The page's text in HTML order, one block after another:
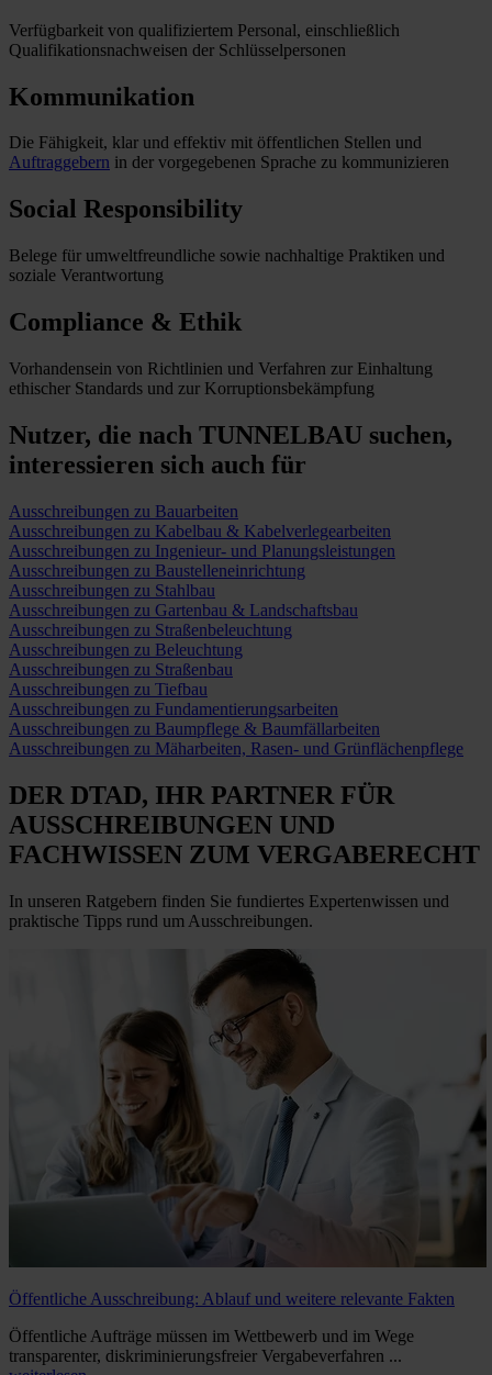
Verfügbarkeit von qualifiziertem Personal, einschließlich
Qualifikationsnachweisen der Schlüsselpersonen
Kommunikation
Die Fähigkeit, klar und effektiv mit öffentlichen Stellen und
Auftraggebern in der vorgegebenen Sprache zu kommunizieren
Social Responsibility
Belege für umweltfreundliche sowie nachhaltige Praktiken und
soziale Verantwortung
Compliance & Ethik
Vorhandensein von Richtlinien und Verfahren zur Einhaltung
ethischer Standards und zur Korruptionsbekämpfung
Nutzer, die nach TUNNELBAU suchen,
interessieren sich auch für
Ausschreibungen zu Bauarbeiten
Ausschreibungen zu Kabelbau & Kabelverlegearbeiten
Ausschreibungen zu Ingenieur- und Planungsleistungen
Ausschreibungen zu Baustelleneinrichtung
Ausschreibungen zu Stahlbau
Ausschreibungen zu Gartenbau & Landschaftsbau
Ausschreibungen zu Straßenbeleuchtung
Ausschreibungen zu Beleuchtung
Ausschreibungen zu Straßenbau
Ausschreibungen zu Tiefbau
Ausschreibungen zu Fundamentierungsarbeiten
Ausschreibungen zu Baumpflege & Baumfällarbeiten
Ausschreibungen zu Mäharbeiten, Rasen- und Grünflächenpflege
DER DTAD, IHR PARTNER FÜR
AUSSCHREIBUNGEN UND
FACHWISSEN ZUM VERGABERECHT
In unseren Ratgebern finden Sie fundiertes Expertenwissen und
praktische Tipps rund um Ausschreibungen.
Öffentliche Ausschreibung: Ablauf und weitere relevante Fakten
Öffentliche Aufträge müssen im Wettbewerb und im Wege
transparenter, diskriminierungsfreier Vergabeverfahren ...